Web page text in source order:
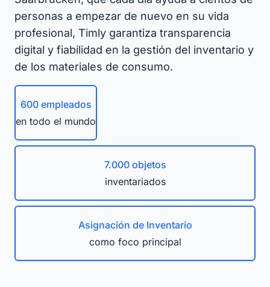
personas a empezar de nuevo en su vida
profesional, Timly garantiza transparencia
digital y fiabilidad en la gestión del inventario y
de los materiales de consumo.
600 empleados
en todo el mundo
7.000 objetos
inventariados
Asignación de Inventario
como foco principal